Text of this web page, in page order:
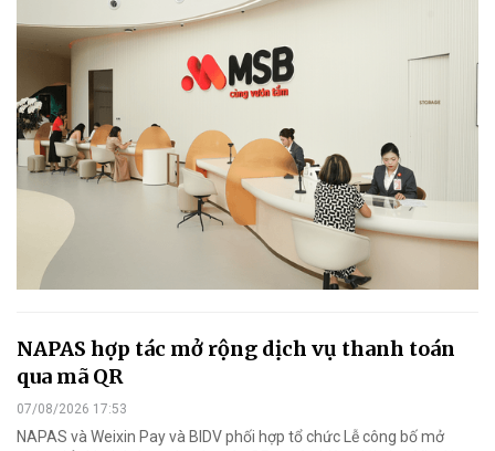
NAPAS hợp tác mở rộng dịch vụ thanh toán
qua mã QR
07/08/2026 17:53
NAPAS và Weixin Pay và BIDV phối hợp tổ chức Lễ công bố mở